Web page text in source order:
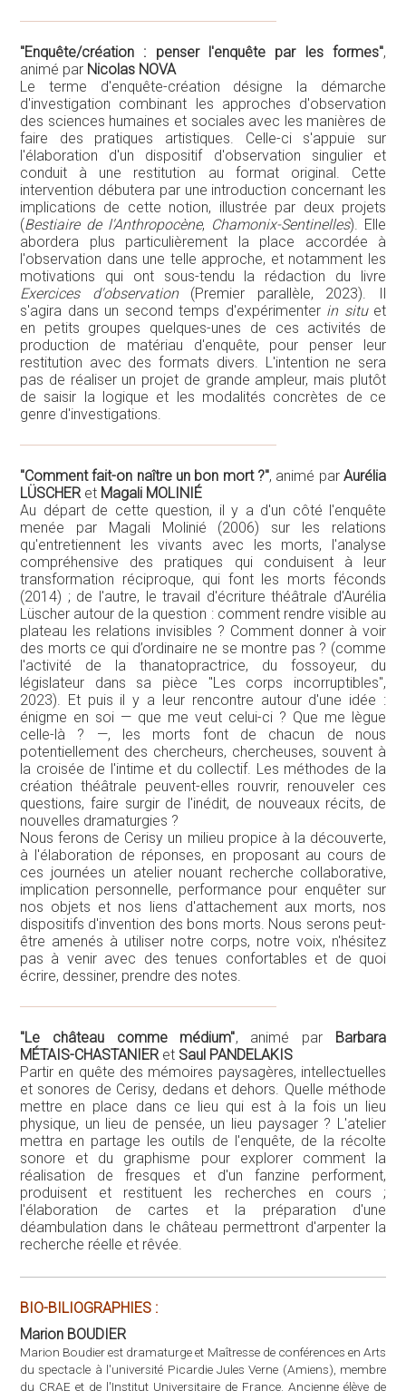
"Enquête/création : penser l'enquête par les formes",
animé par Nicolas NOVA
Le terme d'enquête-création désigne la démarche
d'investigation combinant les approches d'observation
des sciences humaines et sociales avec les manières de
faire des pratiques artistiques. Celle-ci s'appuie sur
l'élaboration d'un dispositif d'observation singulier et
conduit à une restitution au format original. Cette
intervention débutera par une introduction concernant les
implications de cette notion, illustrée par deux projets
(Bestiaire de l'Anthropocène, Chamonix-Sentinelles). Elle
abordera plus particulièrement la place accordée à
l'observation dans une telle approche, et notamment les
motivations qui ont sous-tendu la rédaction du livre
Exercices d'observation(Premier parallèle, 2023). Il
s'agira dans un second temps d'expérimenter in situet
en petits groupes quelques-unes de ces activités de
production de matériau d'enquête, pour penser leur
restitution avec des formats divers. L'intention ne sera
pas de réaliser un projet de grande ampleur, mais plutôt
de saisir la logique et les modalités concrètes de ce
genre d'investigations.
"Comment fait-on naître un bon mort ?", animé par Aurélia
LÜSCHER et Magali MOLINIÉ
Au départ de cette question, il y a d'un côté l'enquête
menée par Magali Molinié (2006) sur les relations
qu'entretiennent les vivants avec les morts, l'analyse
compréhensive des pratiques qui conduisent à leur
transformation réciproque, qui font les morts féconds
(2014) ; de l'autre, le travail d'écriture théâtrale d'Aurélia
Lüscher autour de la question : comment rendre visible au
plateau les relations invisibles ? Comment donner à voir
des morts ce qui d’ordinaire ne se montre pas ? (comme
l'activité de la thanatopractrice, du fossoyeur, du
législateur dans sa pièce "Les corps incorruptibles",
2023). Et puis il y a leur rencontre autour d'une idée :
énigme en soi — que me veut celui-ci ? Que me lègue
celle-là ? —, les morts font de chacun de nous
potentiellement des chercheurs, chercheuses, souvent à
la croisée de l'intime et du collectif. Les méthodes de la
création théâtrale peuvent-elles rouvrir, renouveler ces
questions, faire surgir de l'inédit, de nouveaux récits, de
nouvelles dramaturgies ?
Nous ferons de Cerisy un milieu propice à la découverte,
à l'élaboration de réponses, en proposant au cours de
ces journées un atelier nouant recherche collaborative,
implication personnelle, performance pour enquêter sur
nos objets et nos liens d'attachement aux morts, nos
dispositifs d'invention des bons morts. Nous serons peut-
être amenés à utiliser notre corps, notre voix, n'hésitez
pas à venir avec des tenues confortables et de quoi
écrire, dessiner, prendre des notes.
"Le château comme médium", animé par Barbara
MÉTAIS-CHASTANIER et Saul PANDELAKIS
Partir en quête des mémoires paysagères, intellectuelles
et sonores de Cerisy, dedans et dehors. Quelle méthode
mettre en place dans ce lieu qui est à la fois un lieu
physique, un lieu de pensée, un lieu paysager ? L'atelier
mettra en partage les outils de l'enquête, de la récolte
sonore et du graphisme pour explorer comment la
réalisation de fresques et d'un fanzine performent,
produisent et restituent les recherches en cours ;
l'élaboration de cartes et la préparation d'une
déambulation dans le château permettront d'arpenter la
recherche réelle et rêvée.
BIO-BILIOGRAPHIES :
Marion BOUDIER
Marion Boudier est dramaturge et Maîtresse de conférences en Arts
du spectacle à l'université Picardie Jules Verne (Amiens), membre
du CRAE et de l'Institut Universitaire de France. Ancienne élève de